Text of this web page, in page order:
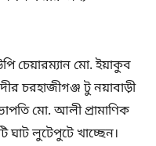
চেয়ারম্যান মো. ইয়াকুব
চরহাজীগঞ্জ টু নয়াবাড়ী
মো. আলী প্রামাণিক
লুটেপুটে খাচ্ছেন।